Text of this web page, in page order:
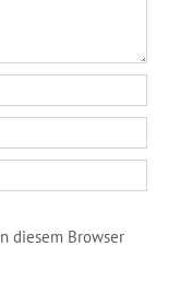
diesem Browser